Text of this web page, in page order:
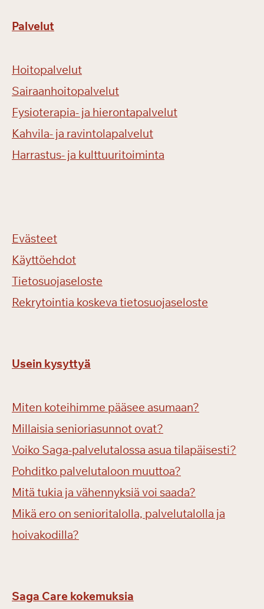
Palvelut
Hoitopalvelut
Sairaanhoitopalvelut
Fysioterapia- ja hierontapalvelut
Kahvila- ja ravintolapalvelut
Harrastus- ja kulttuuritoiminta
Evästeet
Käyttöehdot
Tietosuojaseloste
Rekrytointia koskeva tietosuojaseloste
Usein kysyttyä
Miten koteihimme pääsee asumaan?
Millaisia senioriasunnot ovat?
Voiko Saga-palvelutalossa asua tilapäisesti?
Pohditko palvelutaloon muuttoa?
Mitä tukia ja vähennyksiä voi saada?
Mikä ero on senioritalolla, palvelutalolla ja
hoivakodilla?
Saga Care kokemuksia